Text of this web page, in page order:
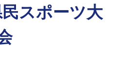
スポーツ大